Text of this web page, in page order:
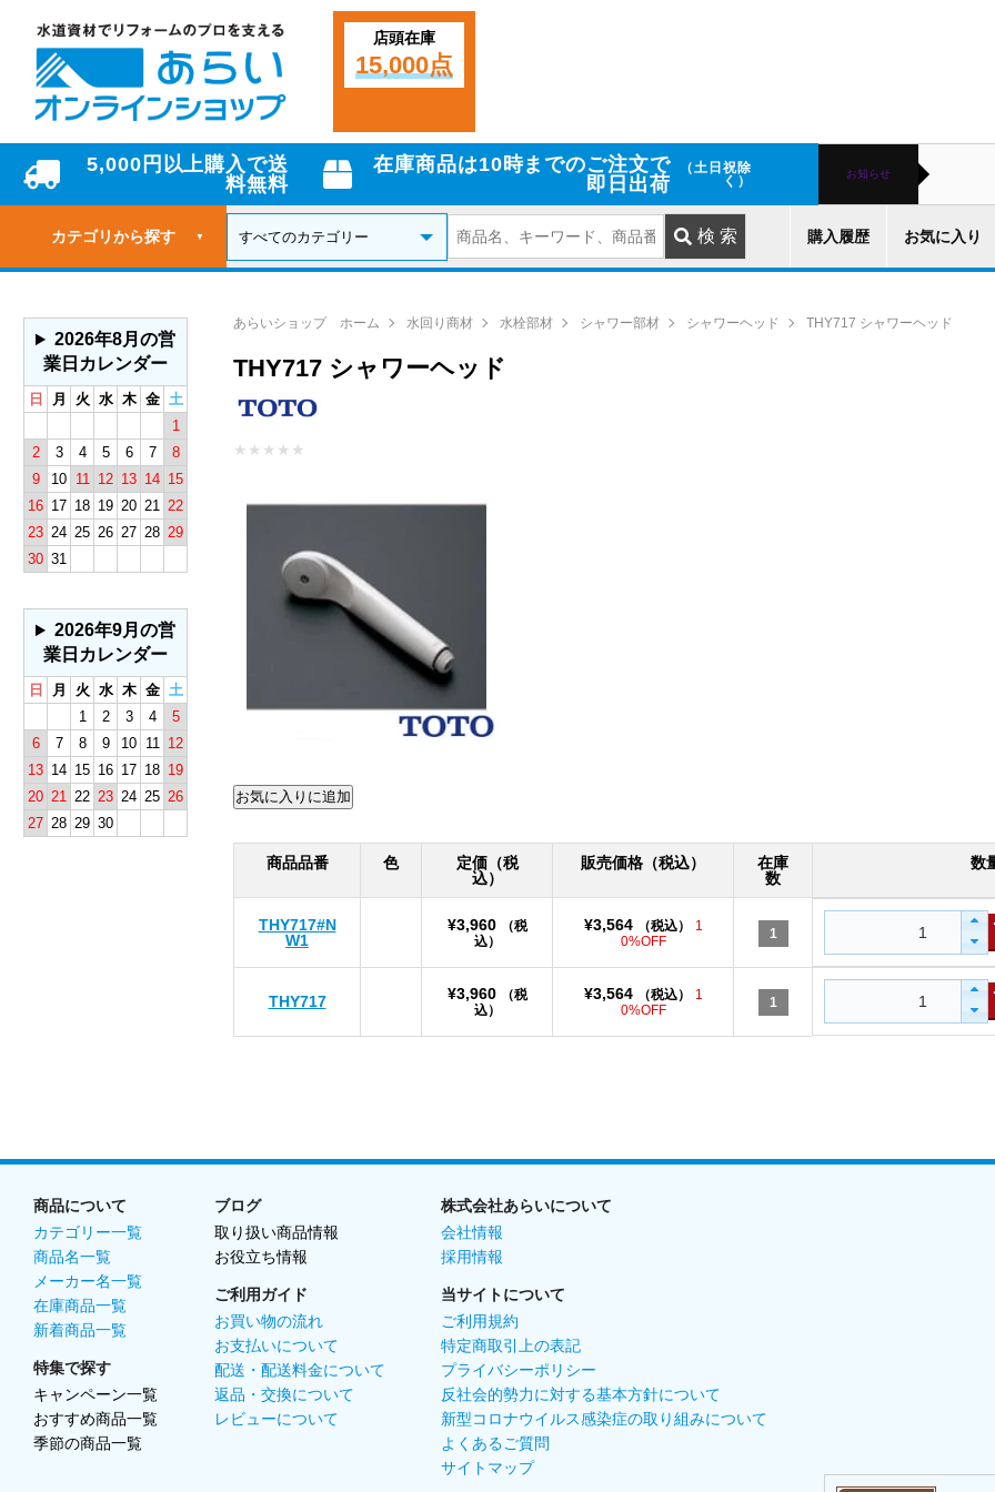
店頭在庫
15,000点
5,000円以上購入で送
料無料
在庫商品は10時までのご注文で
即日出荷
（土日祝除
く）
お知らせ
カテゴリから探す ▼ 購入履歴 お気に入り
あらいショップ ホーム 水回り商材 水栓部材 シャワー部材 シャワーヘッド THY717 シャワーヘッド
THY717 シャワーヘッド
★ ★ ★ ★ ★
商品品番 色
定価（税
込）
販売価格（税込）
在庫
数
数
THY717#N
W1
¥3,960
（税
込）
¥3,564 （税込）
1
0%OFF
1
THY717 ¥3,960
（税
込）
¥3,564 （税込）
1
0%OFF
1
2026年8月の営
業日カレンダー
日 月 火 水 木 金 土
1
2
3 4 5 6 7
8
9
10 11 12 13 14 15
16 17 18 19 20 21 22
23 24 25 26 27 28 29
30 31
2026年9月の営
業日カレンダー
日 月 火 水 木 金 土
1
2 3 4
5
6
7 8 9 10 11 12
13 14 15 16 17 18 19
20 21 22 23 24 25 26
27 28 29 30
商品について
カテゴリー一覧
商品名一覧
メーカー名一覧
在庫商品一覧
新着商品一覧
特集で探す
キャンペーン一覧
おすすめ商品一覧
季節の商品一覧
ブログ
取り扱い商品情報
お役立ち情報
ご利用ガイド
お買い物の流れ
お支払いについて
配送・配送料金について
返品・交換について
レビューについて
株式会社あらいについて
会社情報
採用情報
当サイトについて
ご利用規約
特定商取引上の表記
プライバシーポリシー
反社会的勢力に対する基本方針について
新型コロナウイルス感染症の取り組みについて
よくあるご質問
サイトマップ